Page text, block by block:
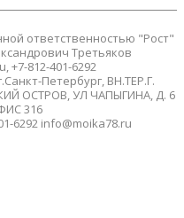
ответственностью "Рост"
Третьяков
+7-812-401-6292
Петербург, ВН.ТЕР.Г.
ОСТРОВ, УЛ ЧАПЫГИНА, Д. 6
316
6292 info@moika78.ru